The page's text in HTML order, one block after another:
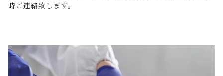
時ご連絡致します。